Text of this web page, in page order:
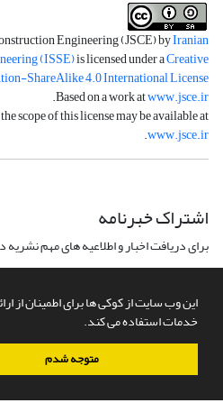
این وب سایت از کوکی ها برای اطمینان از
خدمات استفاده می کند.
متوجه شدم
Engineering (JSCE) byIranian
(ISSE)is licensed under aCreative
ShareAlike 4.0 International License
Based on a work atwww.jsce.ir
.
scope of this license may be available at
www.jsce.ir
.
اشتراک خبرنامه
برای دریافت اخبار و اطلاعیه های مهم
سامانه مدیریت نشریات علمی.طراحی و